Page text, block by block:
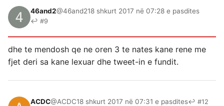
46and2@46and218 shkurt 2017 në 07:28 e pasdites
↩ #9
dhe te mendosh qe ne oren 3 te nates kane rene me
fjet deri sa kane lexuar dhe tweet-in e fundit.
ACDC@ACDC18 shkurt 2017 në 07:31 e pasdites↩ #12